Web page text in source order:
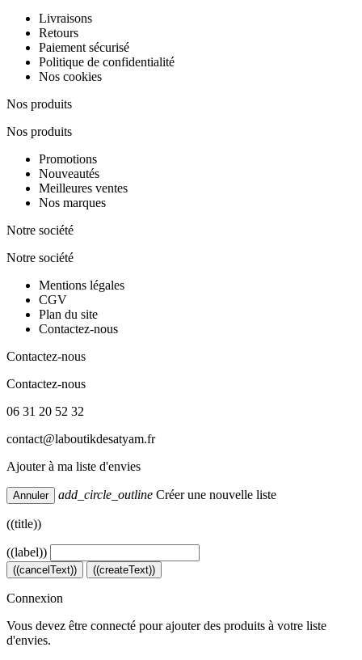
Livraisons
Retours
Paiement sécurisé
Politique de confidentialité
Nos cookies
Nos produits
Nos produits
Promotions
Nouveautés
Meilleures ventes
Nos marques
Notre société
Notre société
Mentions légales
CGV
Plan du site
Contactez-nous
Contactez-nous
Contactez-nous
06 31 20 52 32
contact@laboutikdesatyam.fr
Ajouter à ma liste d'envies
Annuler add_circle_outline Créer une nouvelle liste
((title))
((label))
((cancelText)) ((createText))
Connexion
Vous devez être connecté pour ajouter des produits à votre liste
d'envies.